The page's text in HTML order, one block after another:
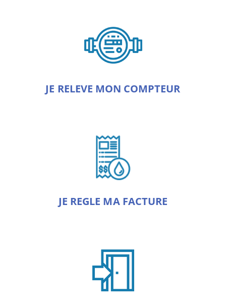
JE RELEVE MON COMPTEUR
JE REGLE MA FACTURE